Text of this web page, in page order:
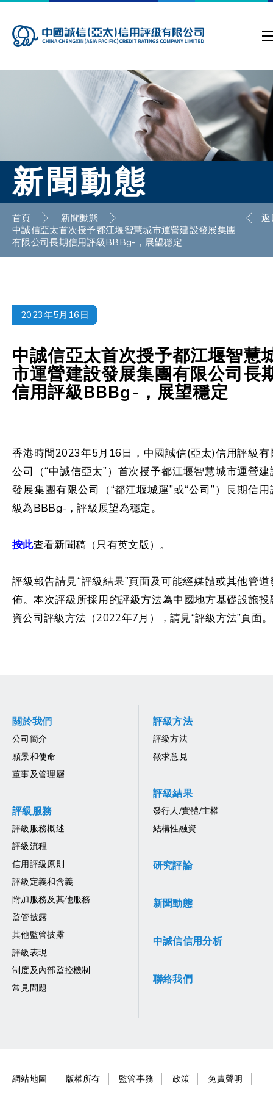
新聞動態
首頁
新聞動態
中誠信亞太首次授予都江堰智慧城市運營建設發展集團
有限公司長期信用評級BBBg-，展望穩定
2023年5月16日
中誠信亞太首次授予都江堰智慧
市運營建設發展集團有限公司長
信用評級BBBg-，展望穩定
香港時間2023年5月16日，中國誠信(亞太)信用評級有
公司（“中誠信亞太”）首次授予都江堰智慧城市運營建
發展集團有限公司（“都江堰城運”或“公司”）長期信用
級為BBBg-，評級展望為穩定。
按此查看新聞稿（只有英文版）。
評級報告請見“評級結果”頁面及可能經媒體或其他管道
佈。本次評級所採用的評級方法為中國地方基礎設施投
資公司評級方法（2022年7月），請見“評級方法”頁面。
關於我們
公司簡介
願景和使命
董事及管理層
評級服務
評級服務概述
評級流程
信用評級原則
評級定義和含義
附加服務及其他服務
監管披露
其他監管披露
評級表現
制度及內部監控機制
常見問題
評級方法
評級方法
徵求意見
評級結果
發行人/實體/主權
結構性融資
研究評論
新聞動態
中誠信信用分析
聯絡我們
網站地圖 版權所有 監管事務 政策 免責聲明